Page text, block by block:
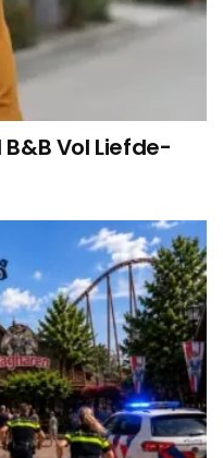
Vol Liefde-